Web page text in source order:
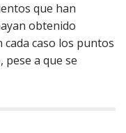
que han
obtenido
caso los puntos
a que se